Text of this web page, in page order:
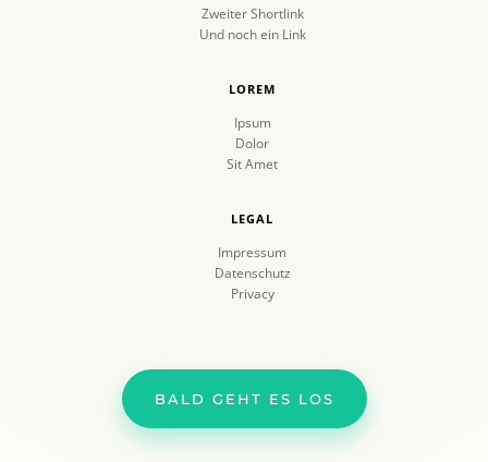
Zweiter Shortlink
Und noch ein Link
LOREM
Ipsum
Dolor
Sit Amet
LEGAL
Impressum
Datenschutz
Privacy
BALD GEHT ES LOS